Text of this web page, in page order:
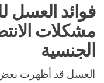
فوائد العسل
مشكلات
الجنسية
العسل قد أظهرت